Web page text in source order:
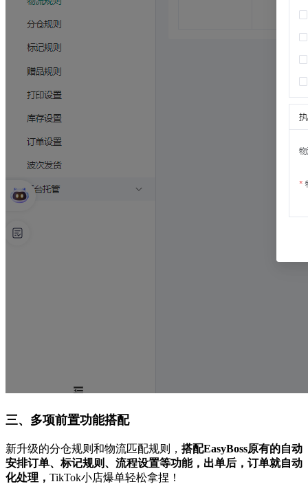
三、多项前置功能搭配
新升级的分仓规则和物流匹配规则， 搭配EasyBoss原有的自动
安排订单、标记规则、流程设置等功能，出单后，订单就自动
化处理， TikTok小店爆单轻松拿捏！